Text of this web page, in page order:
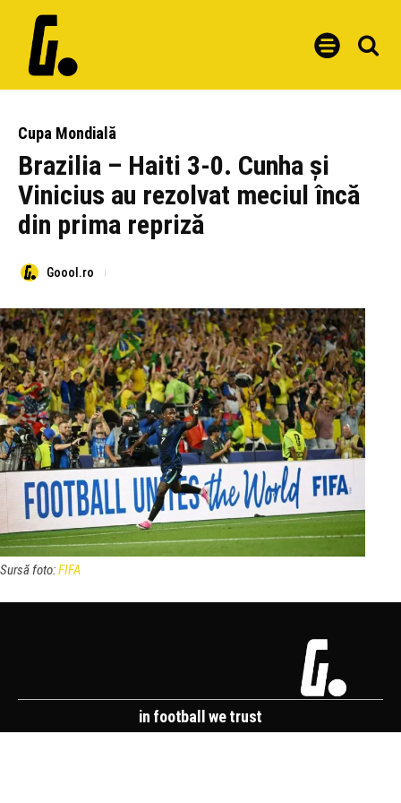
Cupa Mondială
Brazilia – Haiti 3-0. Cunha și
Vinicius au rezolvat meciul încă
din prima repriză
Goool.ro
Sursă foto:FIFA
in football we trust